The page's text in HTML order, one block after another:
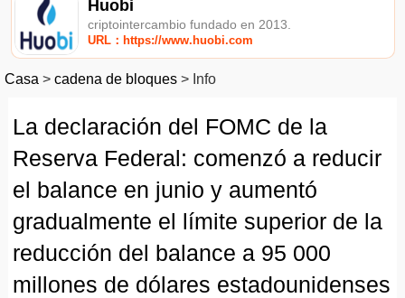
Huobi
criptointercambio fundado en 2013.
URL：https://www.huobi.com
Casa > cadena de bloques > Info
La declaración del FOMC de la
Reserva Federal: comenzó a reducir
el balance en junio y aumentó
gradualmente el límite superior de la
reducción del balance a 95 000
millones de dólares estadounidenses